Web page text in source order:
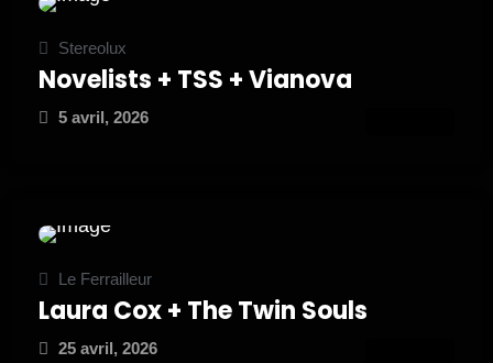
Stereolux
Novelists + TSS + Vianova
5 avril, 2026
Le Ferrailleur
Laura Cox + The Twin Souls
25 avril, 2026